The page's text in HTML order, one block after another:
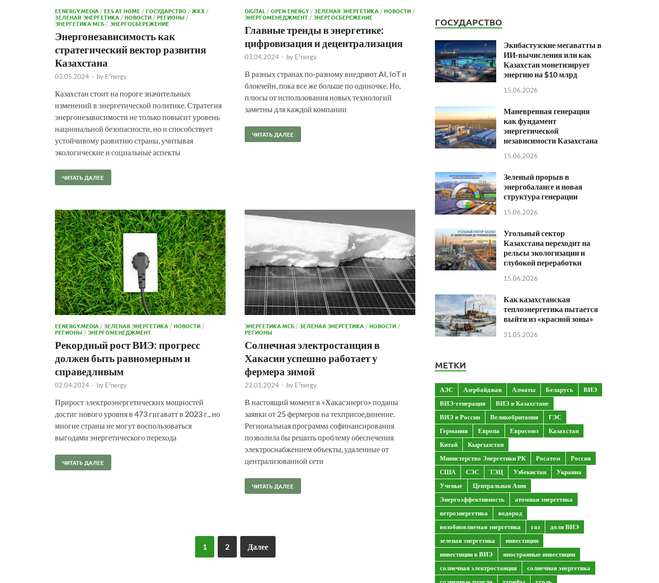
EENERGY.MEDIA /EES AT HOME /ГОСУДАРСТВО /ЖКХ /
ЗЕЛЕНАЯ ЭНЕРГЕТИКА /НОВОСТИ /РЕГИОНЫ /
ЭНЕРГЕТИКА МСБ /ЭНЕРГОСБЕРЕЖЕНИЕ
Энергонезависимость как
стратегический вектор развития
Казахстана
03.05.2024 - by E²nergy
Казахстан стоит на пороге значительных
изменений в энергетической политике. Стратегия
энергонезависимости не только повысит уровень
национальной безопасности, но и способствует
устойчивому развитию страны, учитывая
экологические и социальные аспекты
ЧИТАТЬ ДАЛЕЕ
DIGITAL /OPEN ENERGY /ЗЕЛЕНАЯ ЭНЕРГЕТИКА /НОВОСТИ /
ЭНЕРГОМЕНЕДЖМЕНТ /ЭНЕРГОСБЕРЕЖЕНИЕ
Главные тренды в энергетике:
цифровизация и децентрализация
03.04.2024 - by E²nergy
В разных странах по-разному внедряют AI, IoT и
блокчейн, пока все же больше по одиночке. Но,
плюсы от использования новых технологий
заметны для каждой компании
ЧИТАТЬ ДАЛЕЕ
EENERGY.MEDIA /ЗЕЛЕНАЯ ЭНЕРГЕТИКА /НОВОСТИ /
РЕГИОНЫ /ЭНЕРГОМЕНЕДЖМЕНТ
Рекордный рост ВИЭ: прогресс
должен быть равномерным и
справедливым
02.04.2024 - by E²nergy
Прирост электроэнергетических мощностей
достиг нового уровня в 473 гигаватт в 2023 г., но
многие страны не могут воспользоваться
выгодами энергетического перехода
ЧИТАТЬ ДАЛЕЕ
ЭНЕРГЕТИКА МСБ /ЗЕЛЕНАЯ ЭНЕРГЕТИКА /НОВОСТИ /
РЕГИОНЫ
Солнечная электростанция в
Хакасии успешно работает у
фермера зимой
22.01.2024 - by E²nergy
В настоящий момент в «Хакасэнерго» поданы
заявки от 25 фермеров на техприсоединение.
Региональная программа софинансирования
позволила бы решить проблему обеспечения
электроснабжением объекты, удаленные от
централизованной сети
ЧИТАТЬ ДАЛЕЕ
1 2 Далее
ГОСУДАРСТВО
Экибастузские мегаватты в
ИИ-вычисления или как
Казахстан монетизирует
энергию на $10 млрд
15.06.2026
Маневренная генерация
как фундамент
энергетической
независимости Казахстана
15.06.2026
Зеленый прорыв в
энергобалансе и новая
структура генерации
15.06.2026
Угольный сектор
Казахстана переходит на
рельсы экологизации и
глубокой переработки
15.06.2026
Как казахстанская
теплоэнергетика пытается
выйти из «красной зоны»
31.05.2026
МЕТКИ
АЭС Азербайджан Алматы Беларусь
ВИЭ
ВИЭ-генерация
ВИЭ в Казахстане
ВИЭ в России
Великобритания
ГЭС
Германия
Европа Евросоюз
Казахстан
Китай
Кыргызстан
Министерство Энергетики РК
Росатом
Россия
США
СЭС ТЭЦ Узбекистан
Украина
Ученые
Центральная Азия
Энергоэффективность
атомная энергетика
ветроэнергетика
водород
возобновляемая энергетика
газ
доля ВИЭ
зеленая энергетика
инвестиции
инвестиции в ВИЭ
иностранные инвестиции
солнечная электростанция
солнечная энергетика
солнечные панели
тарифы уголь